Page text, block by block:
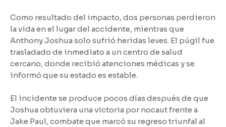
Como resultado del impacto, dos personas perdieron
la vida en el lugar del accidente, mientras que
Anthony Joshua solo sufrió heridas leves. El púgil fue
trasladado de inmediato a un centro de salud
cercano, donde recibió atenciones médicas y se
informó que su estado es estable.
El incidente se produce pocos días después de que
Joshua obtuviera una victoria por nocaut frente a
Jake Paul, combate que marcó su regreso triunfal al